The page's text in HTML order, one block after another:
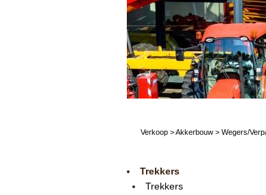
Verkoop>Akkerbouw> Wegers/
Trekkers
Trekkers